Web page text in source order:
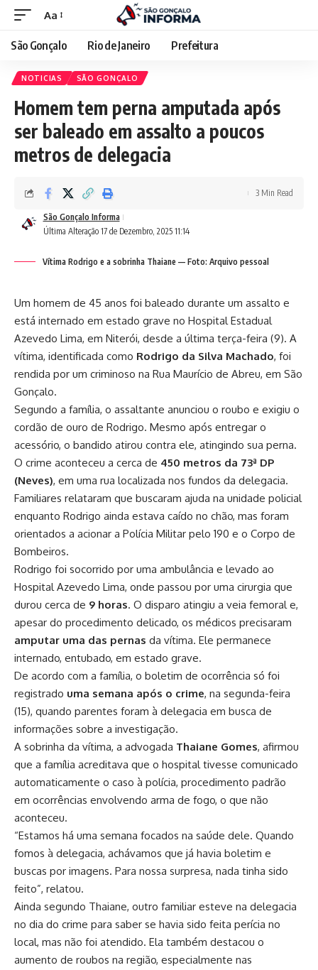
Aa
São Gonçalo Rio de Janeiro Prefeitura
NOTICIAS SÃO GONÇALO
Homem tem perna amputada após
ser baleado em assalto a poucos
metros de delegacia
Última Alteração 17 de Dezembro, 2025 11:14
São Gonçalo Informa
3 Min Read
Vítima Rodrigo e a sobrinha Thaiane — Foto: Arquivo pessoal
Um homem de 45 anos foi baleado durante um assalto e
está internado em estado grave no Hospital Estadual
Azevedo Lima, em Niterói, desde a última terça-feira (9). A
vítima, identificada como Rodrigo da Silva Machado, foi
rendida por um criminoso na Rua Maurício de Abreu, em São
Gonçalo.
Segundo a família, o assaltante anunciou o roubo e exigiu o
cordão de ouro de Rodrigo. Mesmo após entregar o
acessório, o bandido atirou contra ele, atingindo sua perna.
O crime aconteceu a cerca de 450 metros da 73ª DP
(Neves), em uma rua localizada nos fundos da delegacia.
Familiares relataram que buscaram ajuda na unidade policial
enquanto Rodrigo ainda estava caído no chão, mas foram
orientados a acionar a Polícia Militar pelo 190 e o Corpo de
Bombeiros.
Rodrigo foi socorrido por uma ambulância e levado ao
Hospital Azevedo Lima, onde passou por uma cirurgia que
durou cerca de 9 horas. O disparo atingiu a veia femoral e,
apesar do procedimento delicado, os médicos precisaram
amputar uma das pernas da vítima. Ele permanece
internado, entubado, em estado grave.
De acordo com a família, o boletim de ocorrência só foi
registrado uma semana após o crime, na segunda-feira
(15), quando parentes foram à delegacia em busca de
informações sobre a investigação.
A sobrinha da vítima, a advogada Thaiane Gomes, afirmou
que a família acreditava que o hospital tivesse comunicado
automaticamente o caso à polícia, procedimento padrão
em ocorrências envolvendo arma de fogo, o que não
aconteceu.
“Estamos há uma semana focados na saúde dele. Quando
fomos à delegacia, achávamos que já havia boletim e
buscas por imagens. Para nossa surpresa, nada tinha sido
feito”, relatou.
Ainda segundo Thaiane, outro familiar esteve na delegacia
no dia do crime para saber se havia sido feita perícia no
local, mas não foi atendido. Ela também destacou o
aumento de roubos na região, especialmente nas